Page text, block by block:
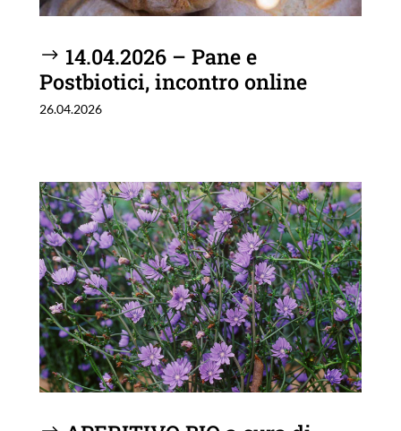
14.04.2026 – Pane e
Postbiotici, incontro online
26.04.2026